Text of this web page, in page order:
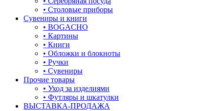
• Столовые приборы
Сувениры и книги
• BOGACHO
• Картины
• Книги
• Обложки и блокноты
• Ручки
• Сувениры
Прочие товары
• Уход за изделиями
• Футляры и шкатулки
ВЫСТАВКА-ПРОДАЖА